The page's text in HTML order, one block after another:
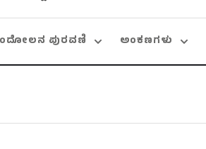
ಪುರವಣಿ ಅಂಕಣಗಳು